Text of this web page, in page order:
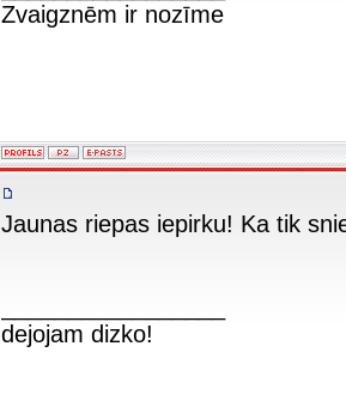
Zvaigznēm ir nozīme
Jaunas riepas iepirku! Ka tik
dejojam dizko!